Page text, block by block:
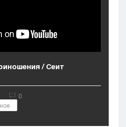
/ Сеит
0